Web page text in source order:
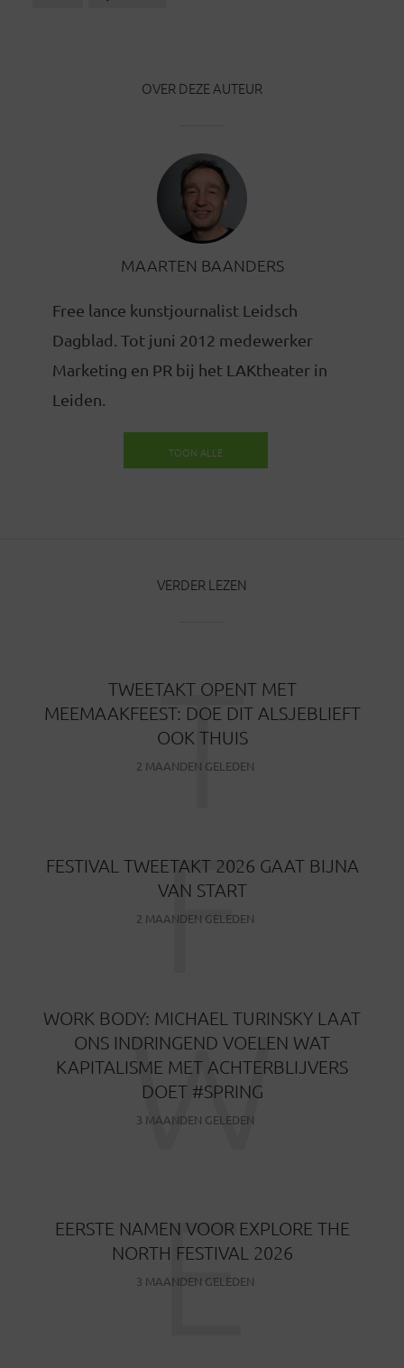
OVER DEZE AUTEUR
MAARTEN BAANDERS
Free lance kunstjournalist Leidsch
Dagblad. Tot juni 2012 medewerker
Marketing en PR bij het LAKtheater in
Leiden.
TOON ALLE
VERDER LEZEN
TWEETAKT OPENT MET
MEEMAAKFEEST: DOE DIT ALSJEBLIEFT
OOK THUIS
2 MAANDEN GELEDEN
T
FESTIVAL TWEETAKT 2026 GAAT BIJNA
VAN START
2 MAANDEN GELEDEN
F
WORK BODY: MICHAEL TURINSKY LAAT
ONS INDRINGEND VOELEN WAT
KAPITALISME MET ACHTERBLIJVERS
DOET #SPRING
3 MAANDEN GELEDEN
W
EERSTE NAMEN VOOR EXPLORE THE
NORTH FESTIVAL 2026
3 MAANDEN GELEDEN
E